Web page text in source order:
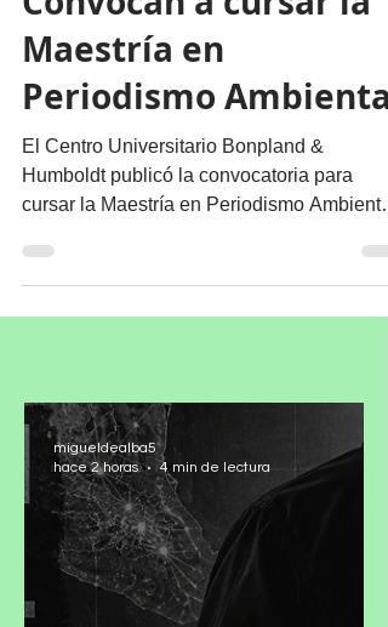
Convocan a cursar la
Maestría en
Periodismo Ambiental
El Centro Universitario Bonpland &
cursar la Maestría en Periodismo
migueldealba5
hace 2 horas
4 min de lectura